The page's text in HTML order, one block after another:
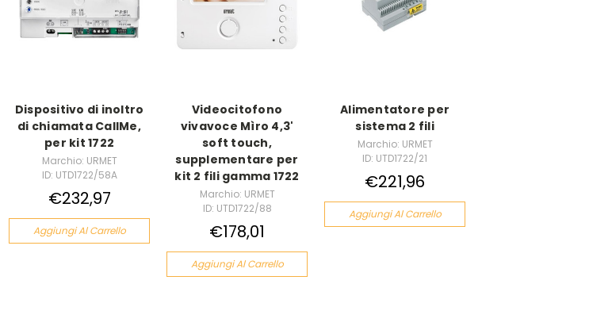
Dispositivo di inoltro
di chiamata CallMe,
per kit 1722
Marchio: URMET
ID: UTD1722/58A
€232,97
Aggiungi Al Carrello
Videocitofono
vivavoce Mìro 4,3'
soft touch,
supplementare per
kit 2 fili gamma 1722
Marchio: URMET
ID: UTD1722/88
€178,01
Aggiungi Al Carrello
Alimentatore per
sistema 2 fili
Marchio: URMET
ID: UTD1722/21
€221,96
Aggiungi Al Carrello